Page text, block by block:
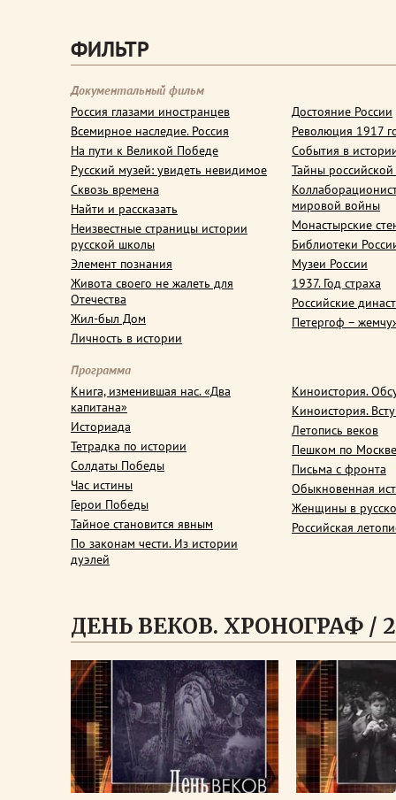
ФИЛЬТР
Документальный фильм
Россия глазами иностранцев
Всемирное наследие. Россия
На пути к Великой Победе
Русский музей: увидеть невидимое
Сквозь времена
Найти и рассказать
Неизвестные страницы истории
русской школы
Элемент познания
Живота своего не жалеть для
Отечества
Жил-был Дом
Личность в истории
Достояние России
Революция 1917
События в
Тайны
мировой войны
Монастырские
Библиотеки
Музеи России
1937. Год страха
Российские
Петергоф –
Программа
Книга, изменившая нас. «Два
капитана»
Историада
Тетрадка по истории
Солдаты Победы
Час истины
Герои Победы
Тайное становится явным
По законам чести. Из истории
дуэлей
Киноистория.
Киноистория.
Летопись веков
Пешком по Москве
Письма с фронта
Обыкновенная
Женщины в
Российская
ДЕНЬ ВЕКОВ. ХРОНОГРАФ /